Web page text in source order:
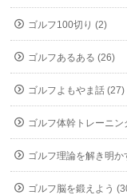
ゴルフ100切り (2)
ゴルフあるある (26)
ゴルフよもやま話 (27)
ゴルフ体幹トレーニ
ゴルフ理論を解き明か
ゴルフ脳を鍛えよう